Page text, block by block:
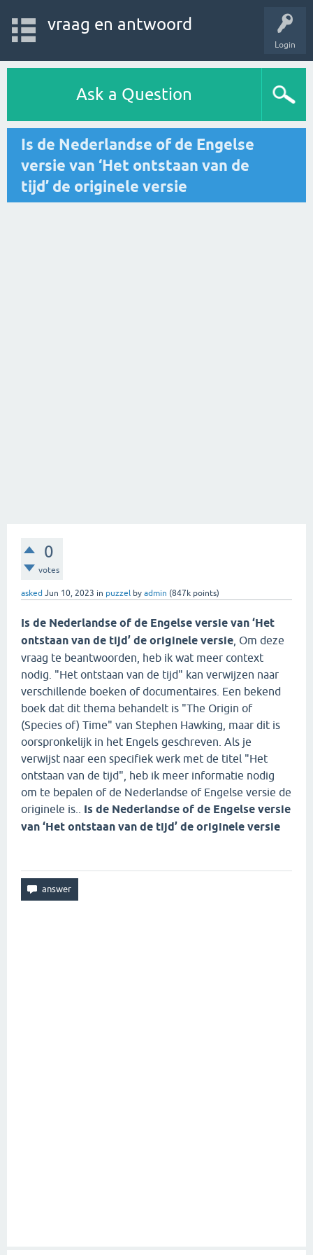
Login
vraag en antwoord
Ask a Question
Is de Nederlandse of de Engelse
versie van ‘Het ontstaan van de
tijd’ de originele versie
0
votes
asked Jun 10, 2023 in puzzel by admin (847k points)
Is de Nederlandse of de Engelse versie van ‘Het
ontstaan van de tijd’ de originele versie , Om deze
vraag te beantwoorden, heb ik wat meer context
nodig. "Het ontstaan van de tijd" kan verwijzen naar
verschillende boeken of documentaires. Een bekend
boek dat dit thema behandelt is "The Origin of
(Species of) Time" van Stephen Hawking, maar dit is
oorspronkelijk in het Engels geschreven. Als je
verwijst naar een specifiek werk met de titel "Het
ontstaan van de tijd", heb ik meer informatie nodig
om te bepalen of de Nederlandse of Engelse versie de
originele is.. Is de Nederlandse of de Engelse versie
van ‘Het ontstaan van de tijd’ de originele versie